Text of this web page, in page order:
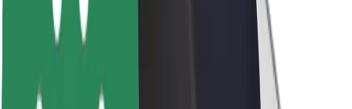
Бренд
Медіа